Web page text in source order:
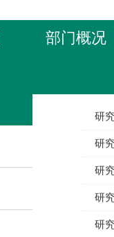
部门概况
研
研
研
研
研